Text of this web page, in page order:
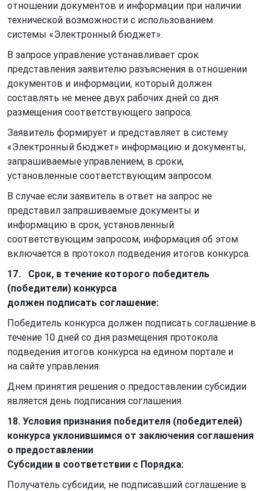
отношении документов и информации при наличии
технической возможности с использованием
системы «Электронный бюджет».
В запросе управление устанавливает срок
представления заявителю разъяснения в отношении
документов и информации, который должен
составлять не менее двух рабочих дней со дня
размещения соответствующего запроса.
Заявитель формирует и представляет в систему
«Электронный бюджет» информацию и документы,
запрашиваемые управлением, в сроки,
установленные соответствующим запросом.
В случае если заявитель в ответ на запрос не
представил запрашиваемые документы и
информацию в срок, установленный
соответствующим запросом, информация об этом
включается в протокол подведения итогов конкурса.
17. Срок, в течение которого победитель
(победители) конкурса
должен подписать соглашение:
Победитель конкурса должен подписать соглашение в
течение 10 дней со дня размещения протокола
подведения итогов конкурса на едином портале и
на сайте управления.
Днем принятия решения о предоставлении субсидии
является день подписания соглашения.
18. Условия признания победителя (победителей)
конкурса уклонившимся от заключения соглашения
о предоставлении
Субсидии в соответствии с Порядка:
Получатель субсидии, не подписавший соглашение в